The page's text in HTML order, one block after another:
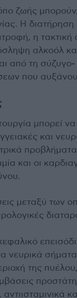
ζωής
Η
η
αλκοόλ
από τη
που
μπορεί
και
και οι
μεταξύ των
νευρικά
της